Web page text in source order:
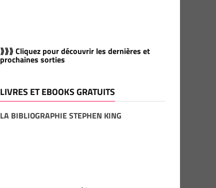
⟫⟫⟫ Cliquez pour découvrir les dernières et
prochaines sorties
LIVRES ET EBOOKS GRATUITS
LA BIBLIOGRAPHIE STEPHEN KING